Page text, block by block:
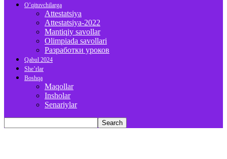
O’qituvchilarga
Attestatsiya
Attestatsiya-2022
Mantiqiy savollar
Olimpiada savollari
Разработки уроков
Qabul 2024
She’rlar
Boshqa
Maqollar
Insholar
Senariylar